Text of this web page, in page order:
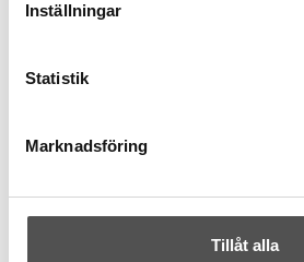
Inställningar
Statistik
Marknadsföring
Tillåt alla
Prym Knappnålar med glashuvud
10 g
61 kr
KÖP